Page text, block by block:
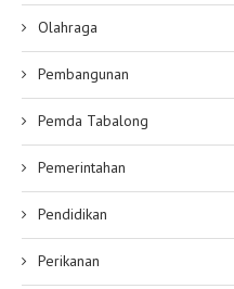
Olahraga
Pembangunan
Pemda Tabalong
Pemerintahan
Pendidikan
Perikanan